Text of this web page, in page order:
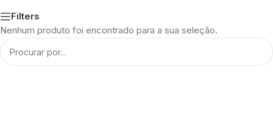
Filters
Nenhum produto foi encontrado para a sua seleção.